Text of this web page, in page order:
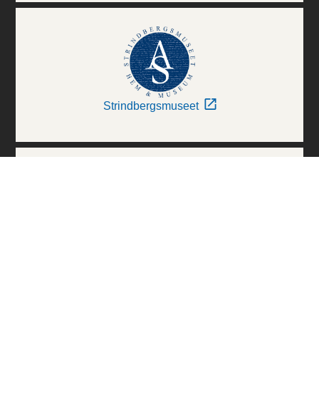
Strindbergsmuseet